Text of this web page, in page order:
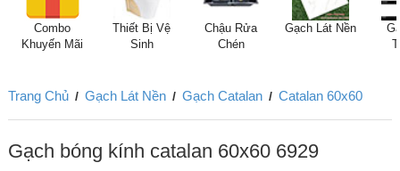
Combo
Khuyến Mãi
Thiết Bị Vệ
Sinh
Chậu Rửa
Chén
Gạch Lát Nền
Trang Chủ / Gạch Lát Nền / Gạch Catalan / Catalan 60x60
Gạch bóng kính catalan 60x60 6929